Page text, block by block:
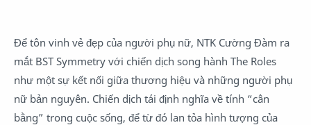
Để tôn vinh vẻ đẹp của người phụ nữ, NTK Cường Đàm ra
mắt BST Symmetry với chiến dịch song hành The Roles
như một sự kết nối giữa thương hiệu và những người phụ
nữ bản nguyên. Chiến dịch tái định nghĩa về tính “cân
bằng” trong cuộc sống, để từ đó lan tỏa hình tượng của